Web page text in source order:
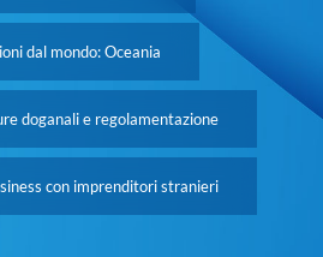
dal mondo: Oceania
doganali e regolamentazione
con imprenditori stranieri